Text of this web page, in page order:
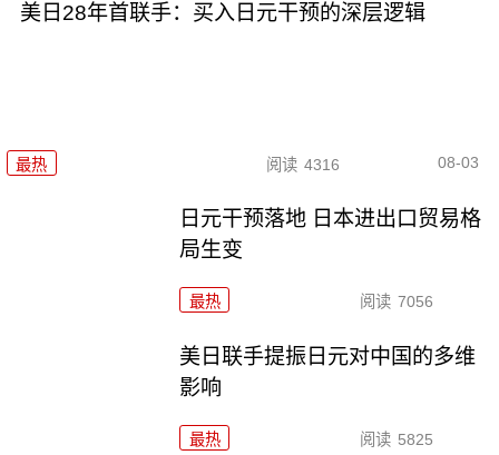
美日28年首联手：买入日元干预的深层逻辑
最热 阅读 4316 08-03
日元干预落地 日本进出口贸易格
局生变
最热 阅读 7056
美日联手提振日元对中国的多维
影响
最热 阅读 5825